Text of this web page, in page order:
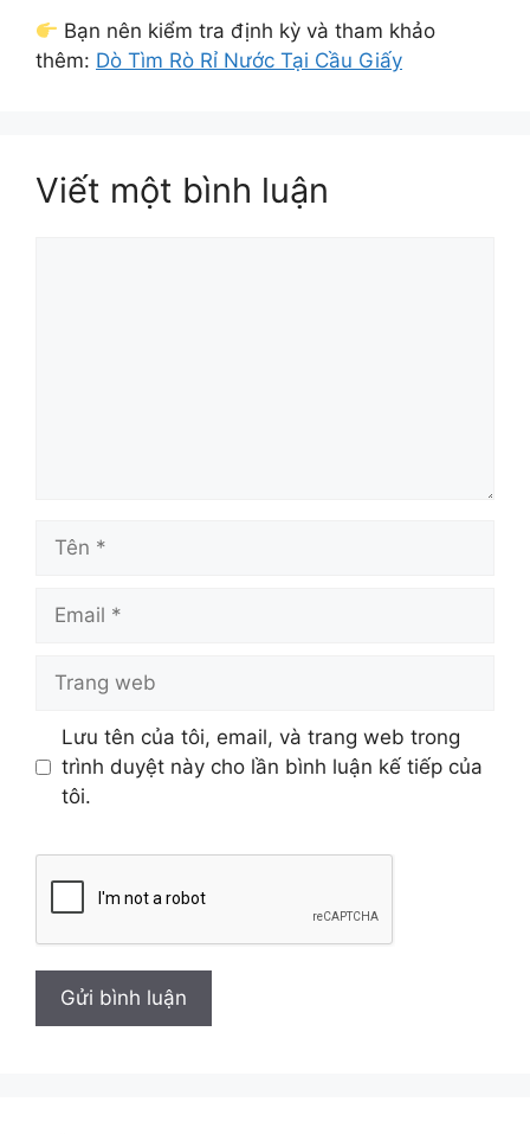
Bạn nên kiểm tra định kỳ và tham khảo
thêm: Dò Tìm Rò Rỉ Nước Tại Cầu Giấy
Viết một bình luận
Tên
Email
Trang
Lưu tên của tôi, email, và trang web trong
trình duyệt này cho lần bình luận kế tiếp của
tôi.